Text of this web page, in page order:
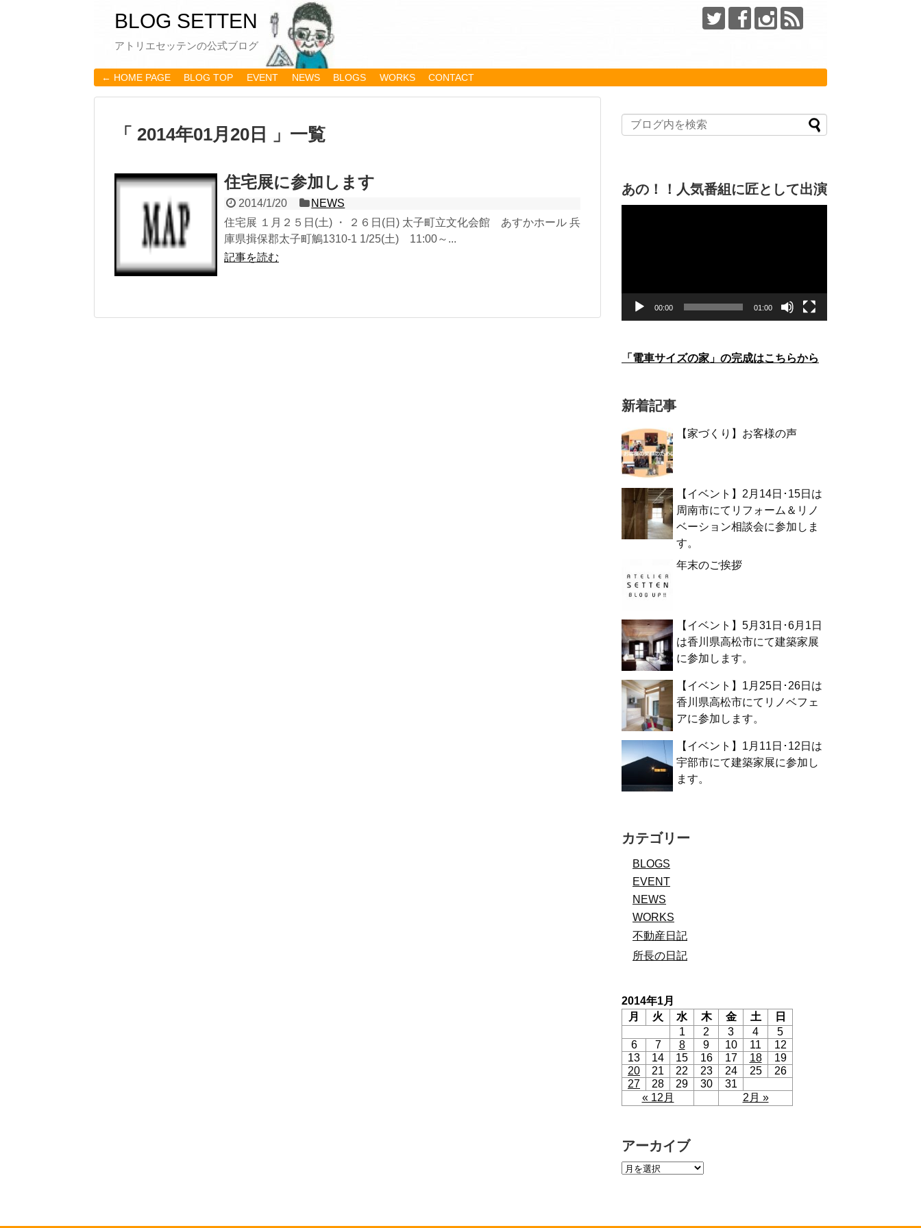
BLOG SETTEN
アトリエセッテンの公式ブログ
← HOME PAGE BLOG TOP EVENT NEWS BLOGS WORKS CONTACT
「 2014年01月20日 」一覧
住宅展に参加します
2014/1/20
NEWS
住宅展 １月２５日(土) ・ ２６日(日) 太子町立文化会館 あすかホール 兵
庫県揖保郡太子町鵤1310-1 1/25(土) 11:00～...
記事を読む
あの！！人気番組に匠として出演
ー
00:00 01:00
「電車サイズの家」の完成はこちらから
新着記事
【家づくり】お客様の声
【イベント】2月14日･15日は
周南市にてリフォーム＆リノ
ベーション相談会に参加しま
す。
年末のご挨拶
【イベント】5月31日･6月1日
は香川県高松市にて建築家展
に参加します。
【イベント】1月25日･26日は
香川県高松市にてリノベフェ
アに参加します。
【イベント】1月11日･12日は
宇部市にて建築家展に参加し
ます。
カテゴリー
BLOGS
EVENT
NEWS
WORKS
不動産日記
所長の日記
2014年1月
月
火 水 木 金 土 日
« 12月 2月 »
1 2 3 4
5
6
7 8 9 10 11
12
13
14 15 16 17 18
19
20
21 22 23 24 25
26
27
28 29 30 31
アーカイブ